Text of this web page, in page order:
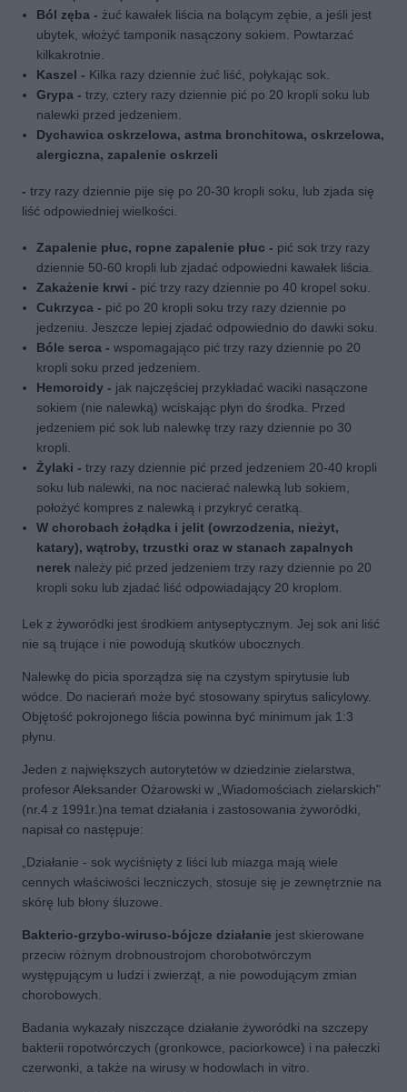
Ból zęba - żuć kawałek liścia na bolącym zębie, a jeśli jest
ubytek, włożyć tamponik nasączony sokiem. Powtarzać
kilkakrotnie.
Kaszel - Kilka razy dziennie żuć liść, połykając sok.
Grypa - trzy, cztery razy dziennie pić po 20 kropli soku lub
nalewki przed jedzeniem.
Dychawica oskrzelowa, astma bronchitowa, oskrzelowa,
alergiczna, zapalenie oskrzeli
- trzy razy dziennie pije się po 20-30 kropli soku, lub zjada się
liść odpowiedniej wielkości.
Zapalenie płuc, ropne zapalenie płuc - pić sok trzy razy
dziennie 50-60 kropli lub zjadać odpowiedni kawałek liścia.
Zakażenie krwi - pić trzy razy dziennie po 40 kropel soku.
Cukrzyca - pić po 20 kropli soku trzy razy dziennie po
jedzeniu. Jeszcze lepiej zjadać odpowiednio do dawki soku.
Bóle serca - wspomagająco pić trzy razy dziennie po 20
kropli soku przed jedzeniem.
Hemoroidy - jak najczęściej przykładać waciki nasączone
sokiem (nie nalewką) wciskając płyn do środka. Przed
jedzeniem pić sok lub nalewkę trzy razy dziennie po 30
kropli.
Żylaki - trzy razy dziennie pić przed jedzeniem 20-40 kropli
soku lub nalewki, na noc nacierać nalewką lub sokiem,
położyć kompres z nalewką i przykryć ceratką.
W chorobach żołądka i jelit (owrzodzenia, nieżyt,
katary), wątroby, trzustki oraz w stanach zapalnych
nerek należy pić przed jedzeniem trzy razy dziennie po 20
kropli soku lub zjadać liść odpowiadający 20 kroplom.
Lek z żyworódki jest środkiem antyseptycznym. Jej sok ani liść
nie są trujące i nie powodują skutków ubocznych.
Nalewkę do picia sporządza się na czystym spirytusie lub
wódce. Do nacierań może być stosowany spirytus salicylowy.
Objętość pokrojonego liścia powinna być minimum jak 1:3
płynu.
Jeden z największych autorytetów w dziedzinie zielarstwa,
profesor Aleksander Ożarowski w „Wiadomościach zielarskich"
(nr.4 z 1991r.)na temat działania i zastosowania żyworódki,
napisał co następuje:
„Działanie - sok wyciśnięty z liści lub miazga mają wiele
cennych właściwości leczniczych, stosuje się je zewnętrznie na
skórę lub błony śluzowe.
Bakterio-grzybo-wiruso-bójcze działanie jest skierowane
przeciw różnym drobnoustrojom chorobotwórczym
występującym u ludzi i zwierząt, a nie powodującym zmian
chorobowych.
Badania wykazały niszczące działanie żyworódki na szczepy
bakterii ropotwórczych (gronkowce, paciorkowce) i na pałeczki
czerwonki, a także na wirusy w hodowlach in vitro.